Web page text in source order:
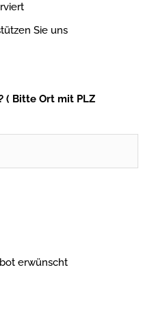
Sie uns
( Bitte Ort mit PLZ
erwünscht